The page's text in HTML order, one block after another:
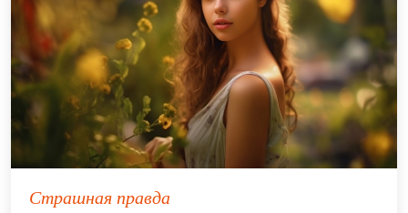
Страшная правда